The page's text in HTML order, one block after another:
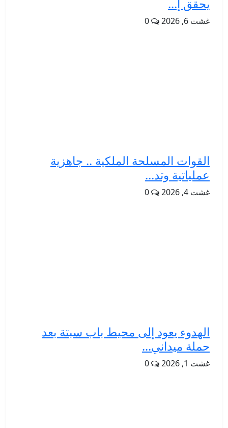
يحقق إ...
غشت 6, 2026 0
القوات المسلحة الملكية .. جاهزية
عملياتية وتد...
غشت 4, 2026 0
الهدوء يعود إلى محيط باب سبتة بعد
حملة ميداني...
غشت 1, 2026 0